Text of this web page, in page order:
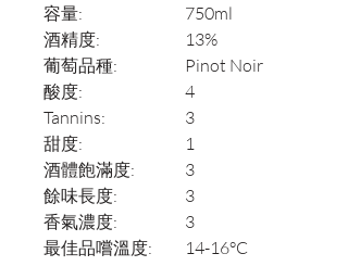
容量:
750ml
酒精度:
13%
葡萄品種:
Pinot Noir
酸度:
4
Tannins:
3
甜度:
1
酒體飽滿度:
3
餘味長度:
3
香氣濃度:
3
最佳品嚐溫度:
14-16°C